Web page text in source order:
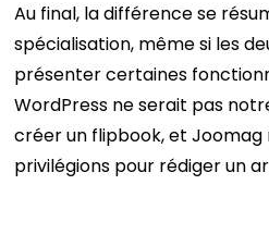
Au final, la différence se
spécialisation, même si les
présenter certaines
WordPress ne serait pas
créer un flipbook, et Joomag
privilégions pour rédiger un